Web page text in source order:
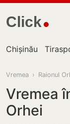
Click
Chișinău
Vremea › Raionul
Vremea
Orhei